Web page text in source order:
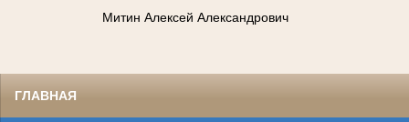
Митин Алексей Александрович
ГЛАВНАЯ